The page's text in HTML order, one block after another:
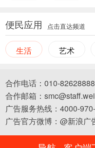
便民应用 点击直达频道
生活 艺术
合作电话：010-82628888
合作邮箱：
广告服务热线：4000-
广告官方微博：@新浪广